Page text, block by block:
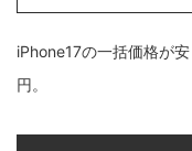
iPhone17の一括価格が
円。